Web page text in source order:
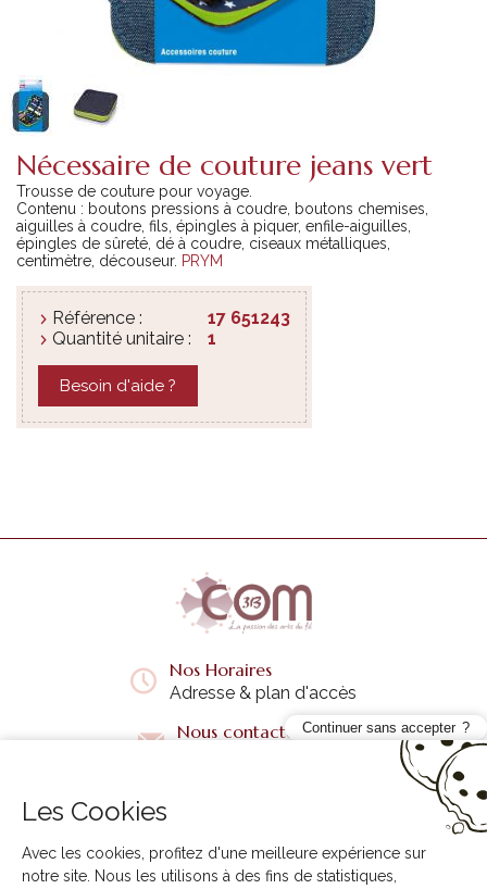
Nécessaire de couture jeans vert
Trousse de couture pour voyage.
Contenu : boutons pressions à coudre, boutons chemises,
aiguilles à coudre, fils, épingles à piquer, enfile-aiguilles,
épingles de sûreté, dé à coudre, ciseaux métalliques,
centimètre, découseur. PRYM
Référence :
17 651243
Quantité unitaire :
1
Besoin d'aide ?
Nos Horaires
Adresse & plan d'accès
Nous contacter
Liens utiles +
Continuer sans accepter
Les Cookies
Avec les cookies, profitez d'une meilleure expérience sur
notre site. Nous les utilisons à des fins de statistiques,